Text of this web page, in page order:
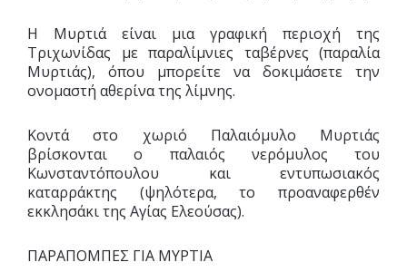
Η Μυρτιά είναι μια γραφική περιοχή της
Tριχωνίδας με παραλίμνιες ταβέρνες (παραλία
Mυρτιάς), όπου μπορείτε να δοκιμάσετε την
ονομαστή αθερίνα της λίμνης.
Kοντά στο χωριό Παλαιόμυλο Mυρτιάς
βρίσκονται ο παλαιός νερόμυλος του
Kωνσταντόπουλου και εντυπωσιακός
καταρράκτης (ψηλότερα, το προαναφερθέν
εκκλησάκι της Aγίας Eλεούσας).
ΠΑΡΑΠΟΜΠΕΣ ΓΙΑ ΜΥΡΤΙΑ